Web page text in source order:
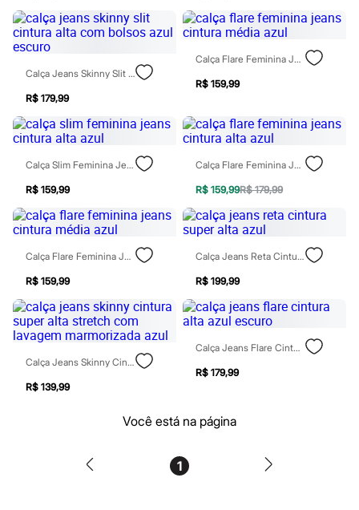
Biquínis e Maiôs
Blusas de proteção
Sungas
Bluey
Disney
Hello Kitty
Homem Aranha
Minecraft
Naruto
Patrulha Canina
Stitch
Beleza
Kits
Perfumes árabes
Novidades
Cabelos
Condicionador
Finalizadores
Shampoo
Tratamento
Cuidados com o corpo
Hidratante
Protetor solar
Tratamento
Calça Jeans Skinny Slit Cintura Alta Com Bolsos Azul Escuro
R$ 179,99
Calça Flare Feminina Jeans Cintura Média Azul
R$ 159,99
Calça Slim Feminina Jeans Cintura Alta Azul
R$ 159,99
Calça Flare Feminina Jeans Cintura Alta Azul
R$ 159,99R$ 179,99
Calça Flare Feminina Jeans Cintura Média Azul
R$ 159,99
Calça Jeans Reta Cintura Super Alta Azul
R$ 199,99
Calça Jeans Skinny Cintura Super Alta Stretch Com Lavagem Marmorizada Azul
R$ 139,99
Calça Jeans Flare Cintura Alta Azul Escuro
R$ 179,99
Você está na página
1